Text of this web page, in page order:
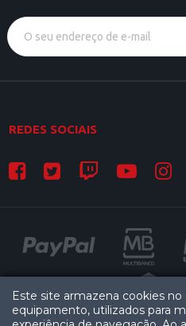
REDES SOCIAIS
Este site armazena cookies no
equipamento, utilizados para